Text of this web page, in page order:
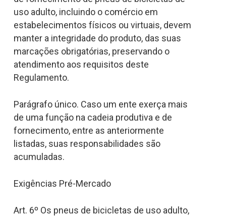
uso adulto, incluindo o comércio em
estabelecimentos físicos ou virtuais, devem
manter a integridade do produto, das suas
marcações obrigatórias, preservando o
atendimento aos requisitos deste
Regulamento.
Parágrafo único. Caso um ente exerça mais
de uma função na cadeia produtiva e de
fornecimento, entre as anteriormente
listadas, suas responsabilidades são
acumuladas.
Exigências Pré-Mercado
Art. 6º Os pneus de bicicletas de uso adulto,